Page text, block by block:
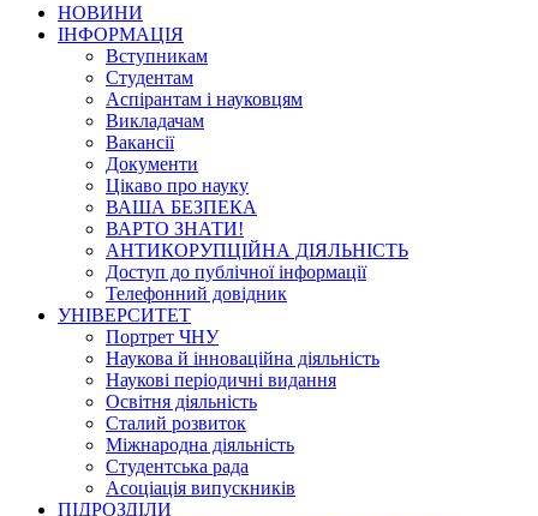
НОВИНИ
ІНФОРМАЦІЯ
Вступникам
Студентам
Аспірантам і науковцям
Викладачам
Вакансії
Документи
Цікаво про науку
ВАША БЕЗПЕКА
ВАРТО ЗНАТИ!
АНТИКОРУПЦІЙНА ДІЯЛЬНІСТЬ
Доступ до публічної інформації
Телефонний довідник
УНІВЕРСИТЕТ
Портрет ЧНУ
Наукова й інноваційна діяльність
Наукові періодичні видання
Освітня діяльність
Сталий розвиток
Міжнародна діяльність
Студентська рада
Асоціація випускників
ПІДРОЗДІЛИ